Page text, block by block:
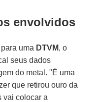
envolvidos
uma DTVM, o
seus dados
do metal. "É uma
que retirou ouro da
vai colocar a